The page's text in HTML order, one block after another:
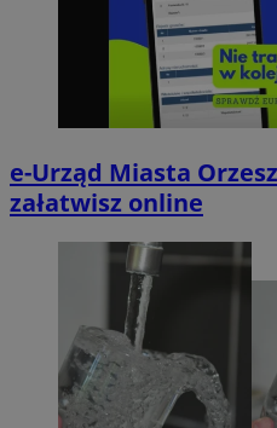
e-Urząd Miasta
załatwisz online